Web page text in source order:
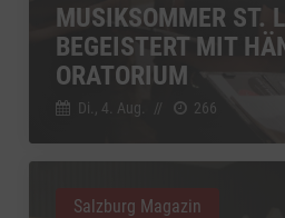
MUSIKSOMMER ST.
BEGEISTERT MIT
ORATORIUM
Di., 4. Aug. // 266
Salzburg Magazin